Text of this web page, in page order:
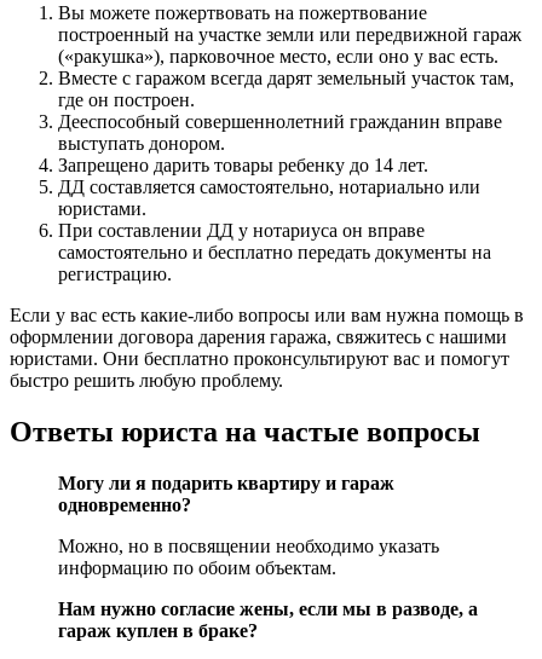
Вы можете пожертвовать на пожертвование
построенный на участке земли или передвижной гараж
(«ракушка»), парковочное место, если оно у вас есть.
Вместе с гаражом всегда дарят земельный участок там,
где он построен.
Дееспособный совершеннолетний гражданин вправе
выступать донором.
Запрещено дарить товары ребенку до 14 лет.
ДД составляется самостоятельно, нотариально или
юристами.
При составлении ДД у нотариуса он вправе
самостоятельно и бесплатно передать документы на
регистрацию.
Если у вас есть какие-либо вопросы или вам нужна помощь в
оформлении договора дарения гаража, свяжитесь с нашими
юристами. Они бесплатно проконсультируют вас и помогут
быстро решить любую проблему.
Ответы юриста на частые вопросы
Могу ли я подарить квартиру и гараж
одновременно?
Можно, но в посвящении необходимо указать
информацию по обоим объектам.
Нам нужно согласие жены, если мы в разводе, а
гараж куплен в браке?